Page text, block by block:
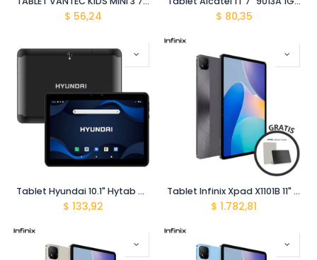
$ 56,24 $ 80,35
Tablet Hyundai 10.1" Hytab plus 10lb2 quadcore 2gb/32gb android 10 lte graphite
$ 133,92
Tablet Infinix Xpad X1101B 11" 4G 8gb (4+4gb) + 128gb Stellar Grey / Plastic Case Suit Infinix Moondus Grey
$ 1.782,81